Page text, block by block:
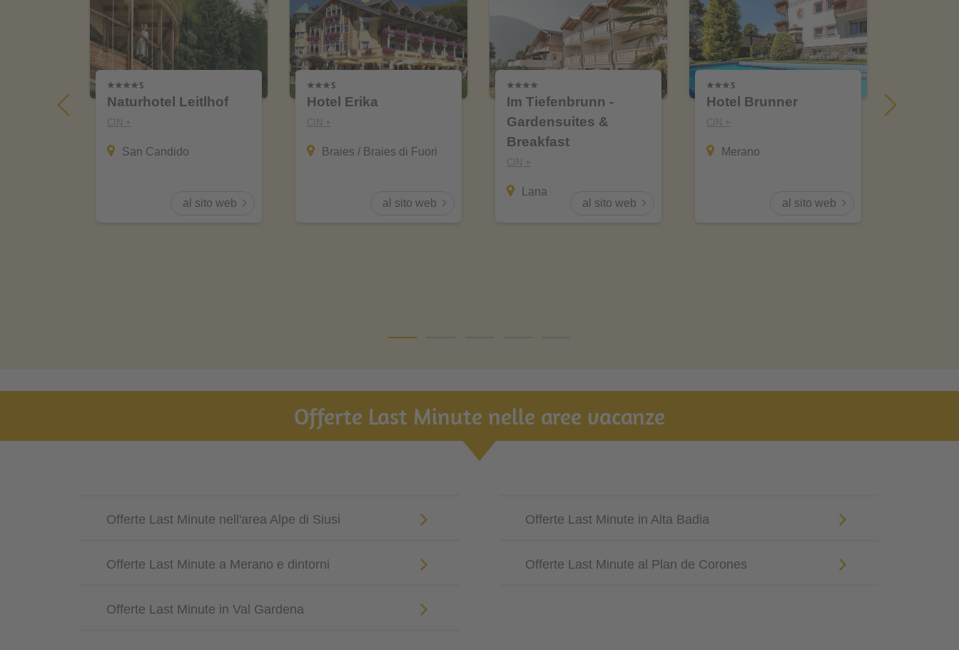
Naturhotel Leitlhof
CIN +
San Candido
al sito web
Hotel Erika
CIN +
Braies / Braies di Fuori
al sito web
Im Tiefenbrunn -
Gardensuites &
Breakfast
CIN +
Lana
al sito web
Hotel Brunner
CIN +
Merano
al sito web
Offerte Last Minute nelle aree vacanze
Offerte Last Minute nell'area Alpe di Siusi Offerte Last Minute in Alta Badia
Offerte Last Minute a Merano e dintorni Offerte Last Minute al Plan de Corones
Offerte Last Minute in Val Gardena